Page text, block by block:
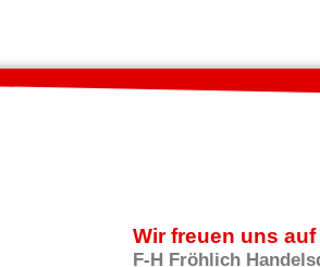
Wir freuen uns
F-H Fröhlich